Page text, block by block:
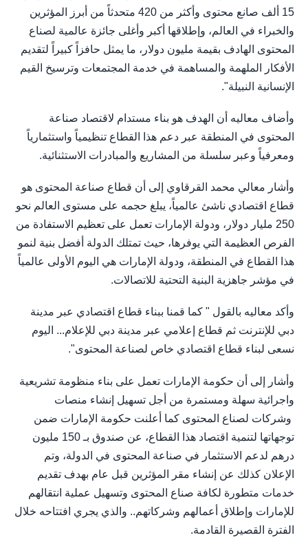
15 ألف صانع محتوى وأكثر من 420 متحدثاً من أبرز المؤثرين
والخبراء في العالم، وإطلاقها أكبر وأغلى جائزة عالمية لصناع
المحتوى الهادف بقيمة مليون دولار، ما يمثل حافزاً كبيراً لتقديم
الأفكار الملهمة والمساهمة في خدمة المجتمعات وترسيخ القيم
الإنسانية النبيلة".
وأضاف معاليه أن الهدف هو بناء مستدام لاقتصاد صناعة
المحتوى في المنطقة عبر دعم هذا القطاع تنظيمياً واستثمارياً
ومعرفياً وعبر سلسلة من المشاريع والمبادرات الاستثنائية.
وأشار معالي محمد القرقاوي إلى أن قطاع صناعة المحتوى هو
قطاع اقتصادي ناشئ عالمياً، يبلغ حجمه على مستوى العالم نحو
250 مليار دولار، ودولة الإمارات تعمل على تعظيم الاستفادة من
الفرص العظيمة التي يوفرها، حيث تمتلك الدولة أفضل بنية لنمو
هذا القطاع في المنطقة، ودولة الإمارات هي اليوم الأولى عالمياً
في مؤشر جاهزية البنية التحتية للاتصالات.
وأكد معاليه بالقول " كما قمنا ببناء قطاع اقتصادي عبر مدينة
دبي للإنترنت ثم قطاع إعلامي عبر مدينة دبي للإعلام... اليوم
نسعى لبناء قطاع اقتصادي خاص لصناعة المحتوى".
وأشار إلى أن حكومة الإمارات تعمل على بناء منظومة تشريعية
واجرائية سهلة ومستمرة من أجل تسهيل إنشاء منصات
وشركات لصناع المحتوى كما أعلنت حكومة الإمارات ضمن
توجهاتها لتنمية اقتصاد هذا القطاع، عن صندوق بـ 150 مليون
درهم لدعم الاستثمار في صناعة المحتوى في الدولة، وتم
الإعلان كذلك عن إنشاء مقر المؤثرين قبل عام بهدف تقديم
خدمات متطورة لكافة صناع المحتوى وتسهيل عملية انتقالهم
للإمارات وإطلاق أعمالهم وشركاتهم.. والذي يجري افتتاحه خلال
الفترة القصيرة القادمة.